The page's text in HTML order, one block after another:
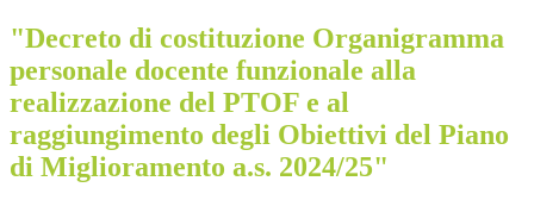
"Decreto di costituzione Organigramma
personale docente funzionale alla
realizzazione del PTOF e al
raggiungimento degli Obiettivi del Piano
di Miglioramento a.s. 2024/25"